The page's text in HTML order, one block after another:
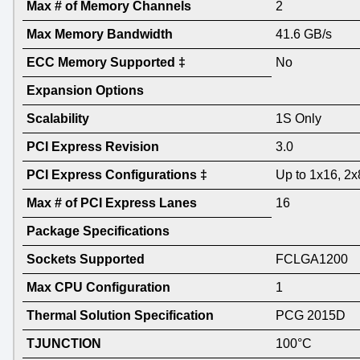
Max # of Memory Channels 2
Max Memory Bandwidth 41.6 GB/s
ECC Memory Supported ‡ No
Expansion Options
Scalability 1S Only
PCI Express Revision 3.0
PCI Express Configurations ‡ Up to 1x16,
Max # of PCI Express Lanes 16
Package Specifications
Sockets Supported FCLGA1200
Max CPU Configuration 1
Thermal Solution Specification PCG 2015D
TJUNCTION 100°C